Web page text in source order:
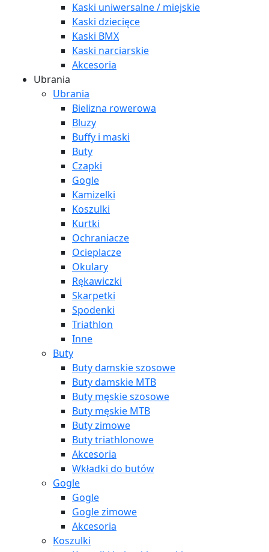
Kaski uniwersalne / miejskie
Kaski dziecięce
Kaski BMX
Kaski narciarskie
Akcesoria
Ubrania
Ubrania
Bielizna rowerowa
Bluzy
Buffy i maski
Buty
Czapki
Gogle
Kamizelki
Koszulki
Kurtki
Ochraniacze
Ocieplacze
Okulary
Rękawiczki
Skarpetki
Spodenki
Triathlon
Inne
Buty
Buty damskie szosowe
Buty damskie MTB
Buty męskie szosowe
Buty męskie MTB
Buty zimowe
Buty triathlonowe
Akcesoria
Wkładki do butów
Gogle
Gogle
Gogle zimowe
Akcesoria
Koszulki